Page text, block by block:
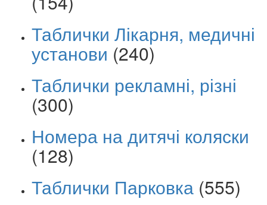
Таблички Лікарня, медичні
установи (240)
Таблички рекламні, різні
(300)
Номера на дитячі коляски
(128)
Таблички Парковка (555)